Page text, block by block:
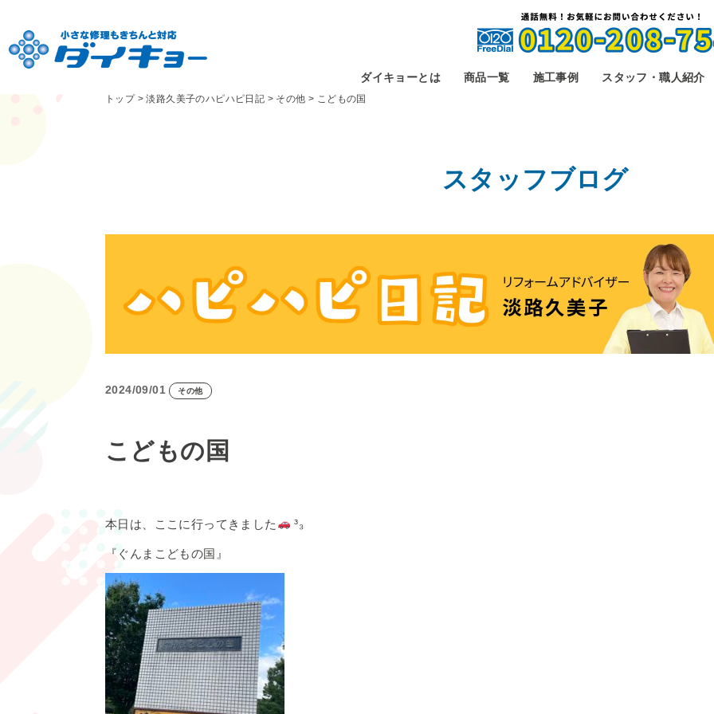
ダイキョーとは 商品一覧 施工事例 スタッフ・職人紹介
トップ>淡路久美子のハピハピ日記 > その他 > こどもの国
スタッフブログ
2024/09/01 その他
こどもの国
本日は、ここに行ってきました ³₃
『ぐんまこどもの国』